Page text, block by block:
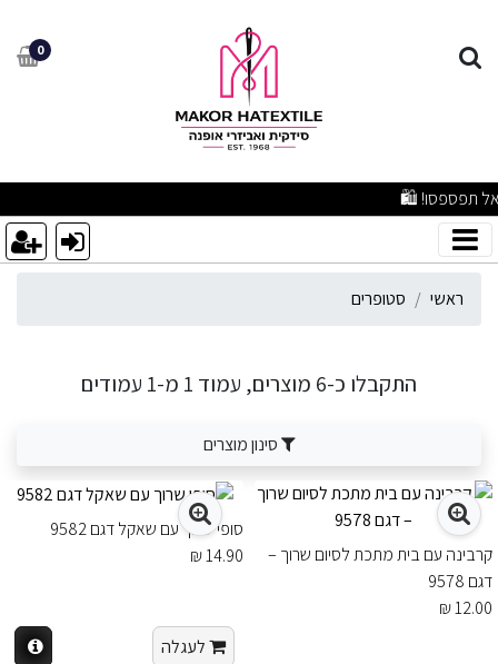
סטופרים 0
איכותיים ברמה שלא הכרתם – אל תפספסו! 🛍️
ראשי סטופרים
התקבלו כ-6 מוצרים, עמוד 1 מ-1 עמודים
סינון מוצרים
קרבינה עם בית מתכת לסיום שרוך –
דגם 9578
12.00 ₪
סופי שרוך עם שאקל דגם 9582
14.90 ₪
לעגלה